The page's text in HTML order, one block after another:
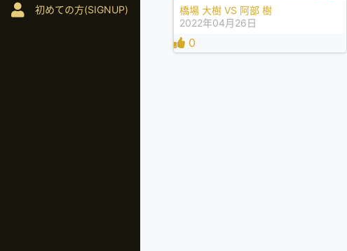
初めての方(SIGNUP)
橋場 大樹 VS 阿部 樹
2022年04月26日
0